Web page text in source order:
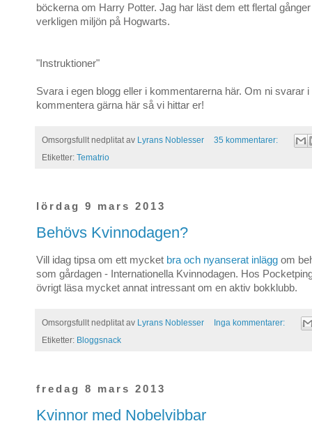
böckerna om Harry Potter. Jag har läst dem ett flertal
verkligen miljön på Hogwarts.
"Instruktioner"
Svara i egen blogg eller i kommentarerna här. Om ni svarar i
kommentera gärna här så vi hittar er!
Omsorgsfullt nedplitat av Lyrans Noblesser
35 kommentarer:
Etiketter: Tematrio
lördag 9 mars 2013
Behövs Kvinnodagen?
Vill idag tipsa om ett mycket bra och nyanserat inlägg om
som gårdagen - Internationella Kvinnodagen. Hos
övrigt läsa mycket annat intressant om en aktiv bokklubb.
Omsorgsfullt nedplitat av Lyrans Noblesser
Inga kommentarer:
Etiketter: Bloggsnack
fredag 8 mars 2013
Kvinnor med Nobelvibbar